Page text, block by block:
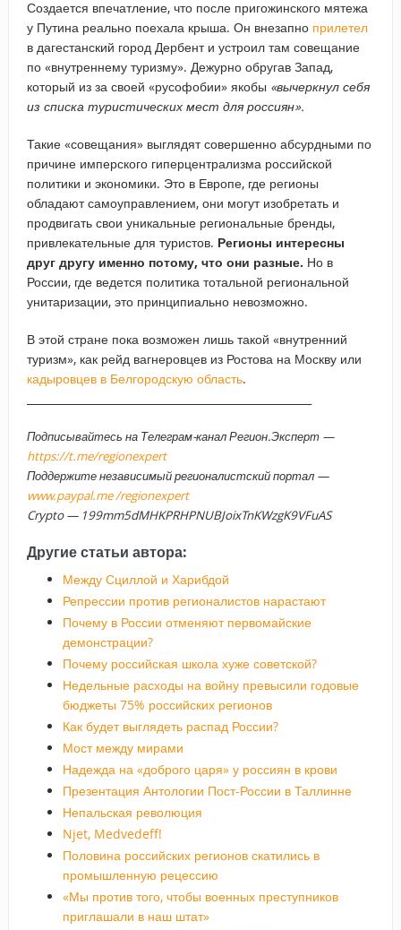
Создается впечатление, что после пригожинского мятежа
у Путина реально поехала крыша. Он внезапно прилетел
в дагестанский город Дербент и устроил там совещание
по «внутреннему туризму». Дежурно обругав Запад,
который из за своей «русофобии» якобы «вычеркнул себя
из списка туристических мест для россиян».
Такие «совещания» выглядят совершенно абсурдными по
причине имперского гиперцентрализма российской
политики и экономики. Это в Европе, где регионы
обладают самоуправлением, они могут изобретать и
продвигать свои уникальные региональные бренды,
привлекательные для туристов. Регионы интересны
друг другу именно потому, что они разные. Но в
России, где ведется политика тотальной региональной
унитаризации, это принципиально невозможно.
В этой стране пока возможен лишь такой «внутренний
туризм», как рейд вагнеровцев из Ростова на Москву или
кадыровцев в Белгородскую область.
Подписывайтесь на Телеграм-канал Регион.Эксперт —
https://t.me/regionexpert
Поддержите независимый регионалистский портал —
www.paypal.me /regionexpert
Crypto — 199mm5dMHKPRHPNUBJoixTnKWzgK9VFuAS
Другие статьи автора:
Между Сциллой и Харибдой
Репрессии против регионалистов нарастают
Почему в России отменяют первомайские
демонстрации?
Почему российская школа хуже советской?
Недельные расходы на войну превысили годовые
бюджеты 75% российских регионов
Как будет выглядеть распад России?
Мост между мирами
Надежда на «доброго царя» у россиян в крови
Презентация Антологии Пост-России в Таллинне
Непальская революция
Njet, Medvedeff!
Половина российских регионов скатились в
промышленную рецессию
«Мы против того, чтобы военных преступников
приглашали в наш штат»